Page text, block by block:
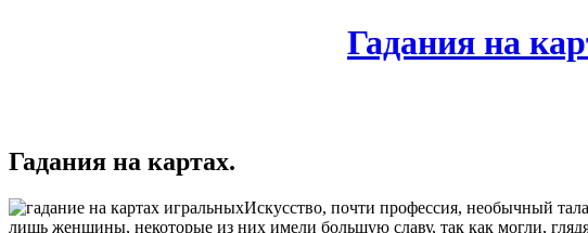
Гадания на
Гадания на картах.
Искусство, почти профессия, необычный
лишь женщины, некоторые из них имели большую славу, так как могли,